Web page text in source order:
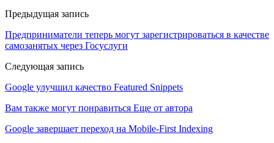
Предыдущая запись
Предприниматели теперь могут зарегистрироваться в качестве
самозанятых через Госуслуги
Следующая запись
Google улучшил качество Featured Snippets
Вам также могут понравиться Еще от автора
Google завершает переход на Mobile-First Indexing